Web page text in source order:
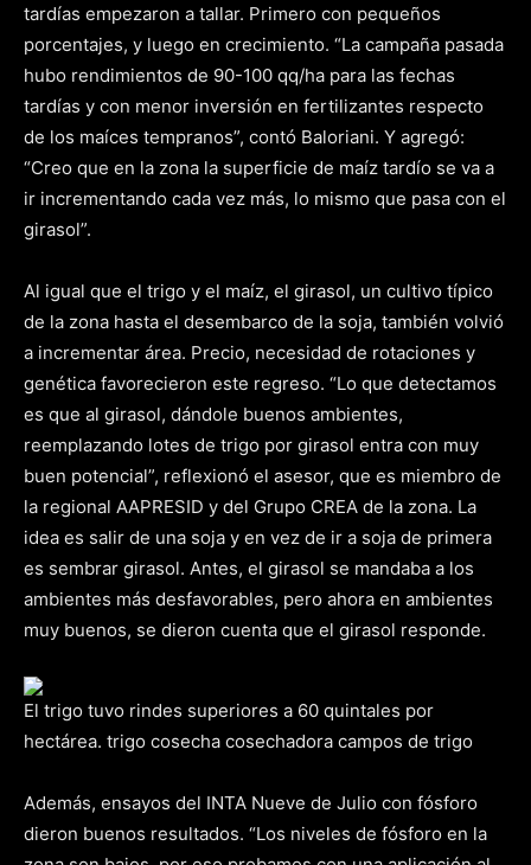
tardías empezaron a tallar. Primero con pequeños
porcentajes, y luego en crecimiento. “La campaña pasada
hubo rendimientos de 90-100 qq/ha para las fechas
tardías y con menor inversión en fertilizantes respecto
de los maíces tempranos”, contó Baloriani. Y agregó:
“Creo que en la zona la superficie de maíz tardío se va a
ir incrementando cada vez más, lo mismo que pasa con el
girasol”.
Al igual que el trigo y el maíz, el girasol, un cultivo típico
de la zona hasta el desembarco de la soja, también volvió
a incrementar área. Precio, necesidad de rotaciones y
genética favorecieron este regreso. “Lo que detectamos
es que al girasol, dándole buenos ambientes,
reemplazando lotes de trigo por girasol entra con muy
buen potencial”, reflexionó el asesor, que es miembro de
la regional AAPRESID y del Grupo CREA de la zona. La
idea es salir de una soja y en vez de ir a soja de primera
es sembrar girasol. Antes, el girasol se mandaba a los
ambientes más desfavorables, pero ahora en ambientes
muy buenos, se dieron cuenta que el girasol responde.
El trigo tuvo rindes superiores a 60 quintales por
hectárea. trigo cosecha cosechadora campos de trigo
Además, ensayos del INTA Nueve de Julio con fósforo
dieron buenos resultados. “Los niveles de fósforo en la